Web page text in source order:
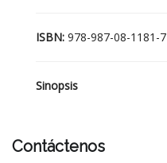
ISBN: 978-987-08-1181-7
Sinopsis
Contáctenos